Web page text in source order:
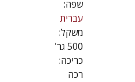
שפה:
עברית
משקל:
500 גר'
כריכה:
רכה